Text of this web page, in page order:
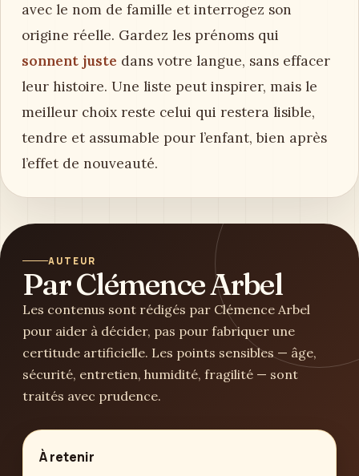
avec le nom de famille et interrogez son
origine réelle. Gardez les prénoms qui
sonnent juste dans votre langue, sans effacer
leur histoire. Une liste peut inspirer, mais le
meilleur choix reste celui qui restera lisible,
tendre et assumable pour l’enfant, bien après
l’effet de nouveauté.
AUTEUR
Par Clémence Arbel
Les contenus sont rédigés par Clémence Arbel
pour aider à décider, pas pour fabriquer une
certitude artificielle. Les points sensibles — âge,
sécurité, entretien, humidité, fragilité — sont
traités avec prudence.
À retenir